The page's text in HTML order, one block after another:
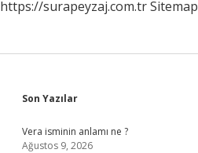
https://surapeyzaj.com.trSitemap
Sidebar
Son Yazılar
Vera isminin anlamı ne ?
Ağustos 9, 2026